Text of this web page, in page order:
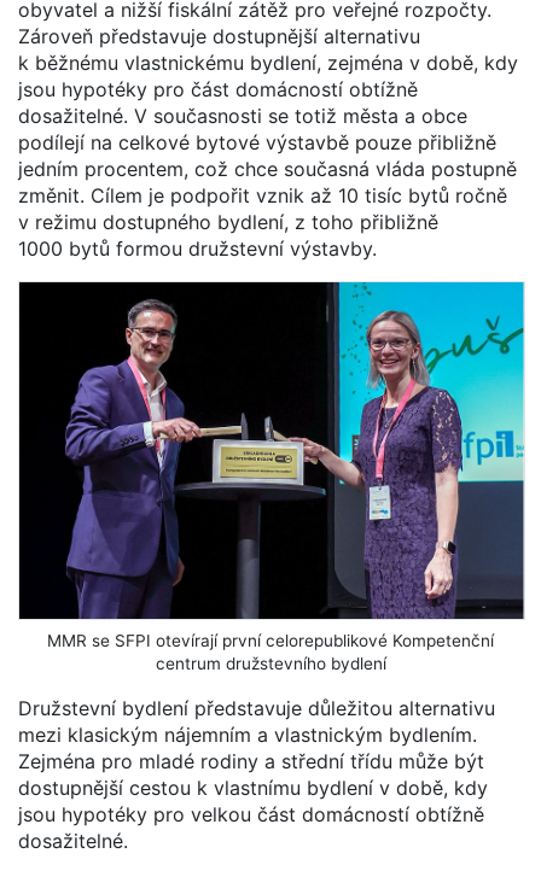
obyvatel a nižší fiskální zátěž pro veřejné rozpočty.
Zároveň představuje dostupnější alternativu
k běžnému vlastnickému bydlení, zejména v době, kdy
jsou hypotéky pro část domácností obtížně
dosažitelné. V současnosti se totiž města a obce
podílejí na celkové bytové výstavbě pouze přibližně
jedním procentem, což chce současná vláda postupně
změnit. Cílem je podpořit vznik až 10 tisíc bytů ročně
v režimu dostupného bydlení, z toho přibližně
1000 bytů formou družstevní výstavby.
MMR se SFPI otevírají první celorepublikové Kompetenční
centrum družstevního bydlení
Družstevní bydlení představuje důležitou alternativu
mezi klasickým nájemním a vlastnickým bydlením.
Zejména pro mladé rodiny a střední třídu může být
dostupnější cestou k vlastnímu bydlení v době, kdy
jsou hypotéky pro velkou část domácností obtížně
dosažitelné.